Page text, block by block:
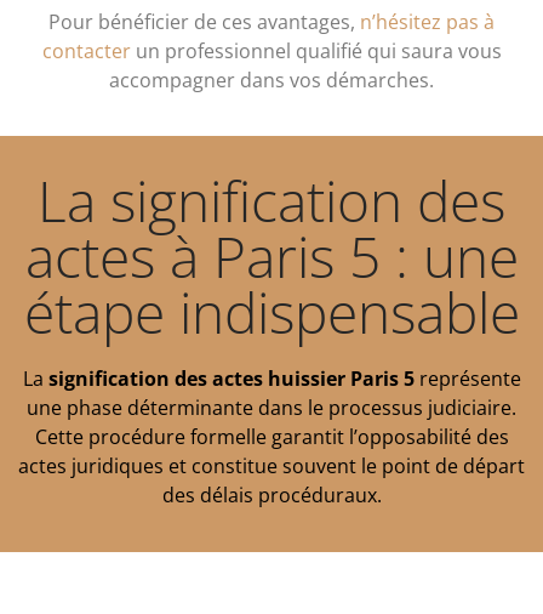
Pour bénéficier de ces avantages, n’hésitez pas à
contacterun professionnel qualifié qui saura vous
accompagner dans vos démarches.
La signification des
actes à Paris 5 : une
étape indispensable
La signification des actes huissier Paris 5représente
une phase déterminante dans le processus judiciaire.
Cette procédure formelle garantit l’opposabilité des
actes juridiques et constitue souvent le point de départ
des délais procéduraux.